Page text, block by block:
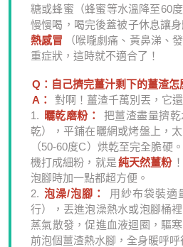
糖或蜂蜜（蜂蜜等水溫降至60
慢慢喝，喝完後蓋被子休息讓
熱感冒
（喉嚨劇痛、黃鼻涕、
重症狀，這時就不適合了！
Q：自己擠完薑汁剩下的薑渣怎
A：
對啊！薑渣千萬別丟，它
1. 曬乾磨粉：
把薑渣盡量擠
乾），平鋪在曬網或烤盤上，
（50-60度C）烘乾至完全脆硬
機打成細粉，就是純天然薑粉
泡腳時加一點都超方便。
2. 泡澡/泡腳：
用紗布袋裝適
行），丟進泡澡熱水或泡腳桶
蒸氣散發，促進血液迴圈，驅
前泡個薑渣熱水腳，全身暖呼呼